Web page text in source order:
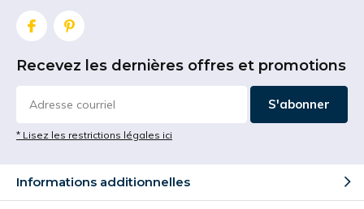
Recevez les dernières offres et promotions
S'abonner
* Lisez les restrictions légales ici
Informations additionnelles